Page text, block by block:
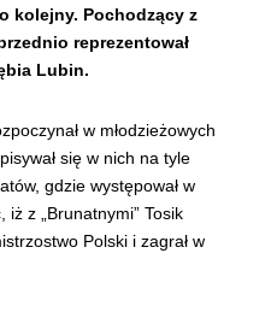
kolejny. Pochodzący z
reprezentował
Lubin.
w młodzieżowych
się w nich na tyle
gdzie występował w
z „Brunatnymi” Tosik
Polski i zagrał w